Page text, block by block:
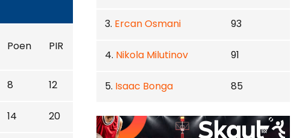
Poen PIR
8 12
14 20
3. Ercan Osmani 93
4. Nikola Milutinov 91
5. Isaac Bonga 85